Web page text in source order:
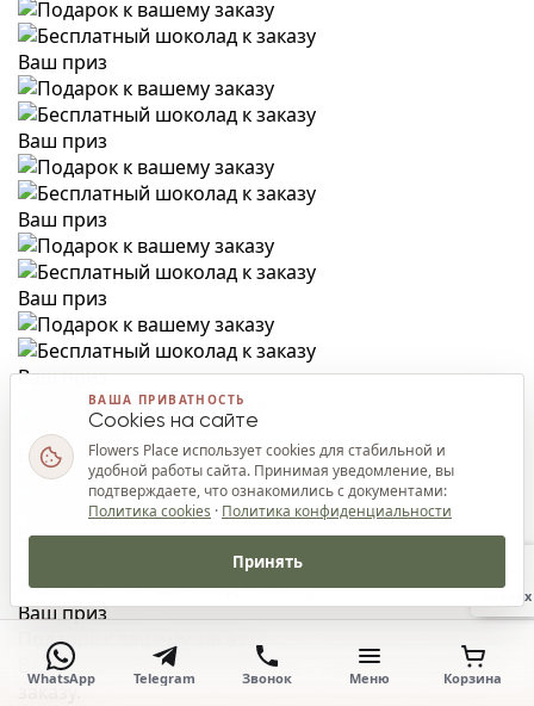
Ваш приз
Ваш приз
Ваш приз
Ваш приз
Ваш приз
Ваш приз
Ваш приз
Ваш приз
Подарок к вашему заказу
Введите Ваш номер телефона и откройте подарок к
заказу.
WhatsApp Telegram Звонок Меню Корзина
Наверх
ВАША ПРИВАТНОСТЬ
Cookies на сайте
Flowers Place использует cookies для стабильной и
удобной работы сайта. Принимая уведомление, вы
подтверждаете, что ознакомились с документами:
Политика cookies · Политика конфиденциальности
Принять